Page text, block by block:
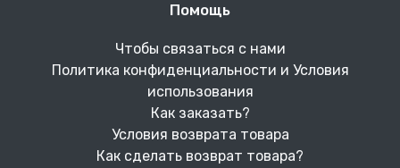
Помощь
Чтобы связаться с нами
Политика конфиденциальности и Условия
использования
Как заказать?
Условия возврата товара
Как сделать возврат товара?